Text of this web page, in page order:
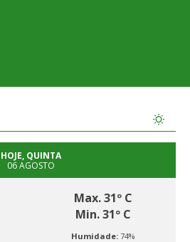
HOJE, QUINTA
06 AGOSTO
Max. 31º C
Min. 31º C
Humidade: 74%